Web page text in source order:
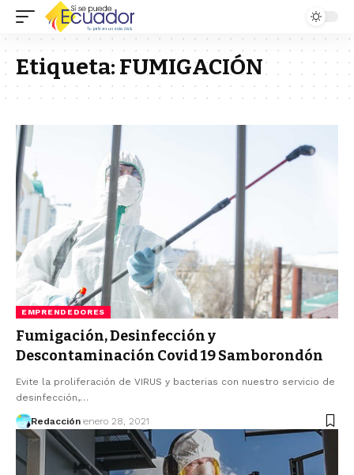
Etiqueta: FUMIGACIÓN
EMPRENDEDORES
Fumigación, Desinfección y
Descontaminación Covid 19 Samborondón
Evite la proliferación de VIRUS y bacterias con nuestro servicio de
desinfección,…
Redacción enero 28, 2021